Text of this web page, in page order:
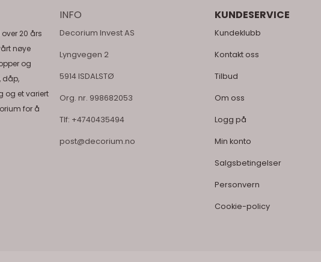
20 års
nøye
og
dåp,
og et variert
for å
INFO
Decorium Invest AS
Lyngvegen 2
5914 ISDALSTØ
Org. nr. 998682053
Tlf: +4740435494
post@decorium.no
KUNDESERVICE
Kundeklubb
Kontakt oss
Tilbud
Om oss
Logg på
Min konto
Salgsbetingelser
Personvern
Cookie-policy